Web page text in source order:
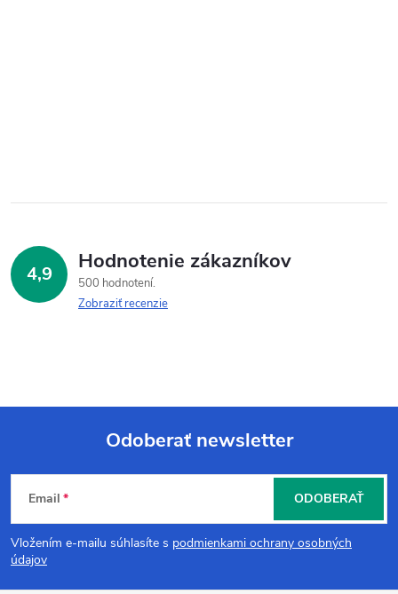
4,9 Hodnotenie zákazníkov
500 hodnotení
Zobraziť recenzie
Z
á
p
Odoberať newsletter
Email
Vložením e-mailu súhlasíte s podmienkami ochrany osobných
údajov
ODOBERAŤ